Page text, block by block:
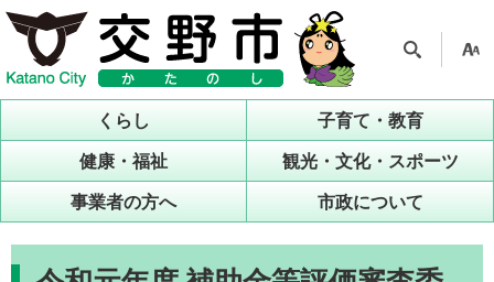
ル
くらし
子育て・教育
健康・福祉
観光・文化・スポーツ
事業者の方へ
市政について